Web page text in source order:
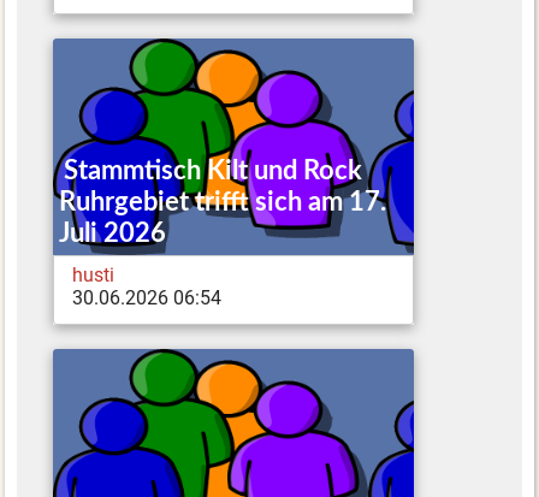
Stammtisch Kilt und Rock
Ruhrgebiet trifft sich am 17.
Juli 2026
husti
30.06.2026 06:54